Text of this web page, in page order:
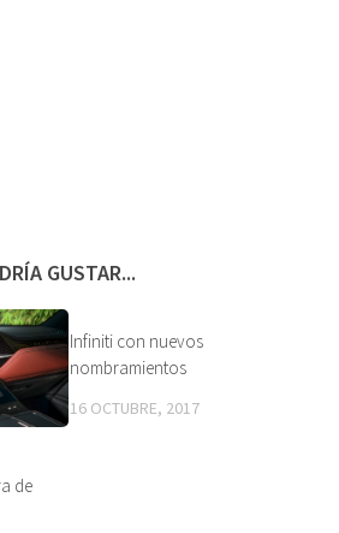
GUSTAR...
de
Infiniti con nuevos
nombramientos
16 OCTUBRE, 2017